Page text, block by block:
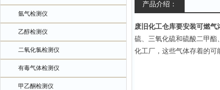
氩气检测仪
乙醇检测仪
二氧化氯检测仪
有毒气体检测仪
甲乙酮检测仪
产品介绍：
废旧化工仓库要安装可燃气
硫、 三氧化硫和硫酸二甲酯
化工厂，这些气体存着的